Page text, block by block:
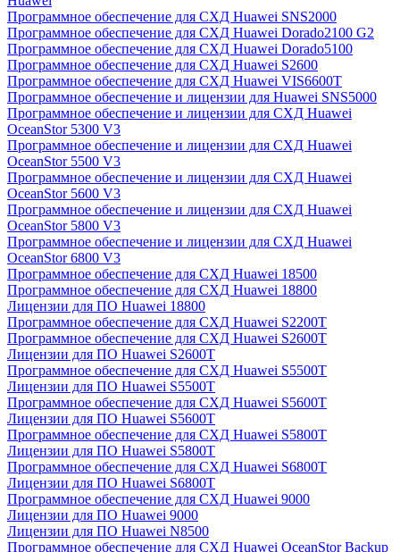
Программное обеспечение для СХД Huawei SNS2000
Программное обеспечение для СХД Huawei Dorado2100 G2
Программное обеспечение для СХД Huawei Dorado5100
Программное обеспечение для СХД Huawei S2600
Программное обеспечение для СХД Huawei VIS6600T
Программное обеспечение и лицензии для Huawei SNS5000
Программное обеспечение и лицензии для СХД Huawei
OceanStor 5300 V3
Программное обеспечение и лицензии для СХД Huawei
OceanStor 5500 V3
Программное обеспечение и лицензии для СХД Huawei
OceanStor 5600 V3
Программное обеспечение и лицензии для СХД Huawei
OceanStor 5800 V3
Программное обеспечение и лицензии для СХД Huawei
OceanStor 6800 V3
Программное обеспечение для СХД Huawei 18500
Программное обеспечение для СХД Huawei 18800
Лицензии для ПО Huawei 18800
Программное обеспечение для СХД Huawei S2200T
Программное обеспечение для СХД Huawei S2600T
Лицензии для ПО Huawei S2600T
Программное обеспечение для СХД Huawei S5500T
Лицензии для ПО Huawei S5500T
Программное обеспечение для СХД Huawei S5600T
Лицензии для ПО Huawei S5600T
Программное обеспечение для СХД Huawei S5800T
Лицензии для ПО Huawei S5800T
Программное обеспечение для СХД Huawei S6800T
Лицензии для ПО Huawei S6800T
Программное обеспечение для СХД Huawei 9000
Лицензии для ПО Huawei 9000
Лицензии для ПО Huawei N8500
Программное обеспечение для СХД Huawei OceanStor Backup